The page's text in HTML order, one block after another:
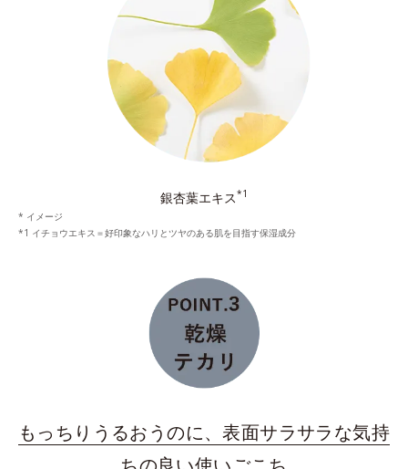
銀杏葉エキス*1
* イメージ
*1 イチョウエキス＝好印象なハリとツヤのある肌を目指す保湿成分
もっちりうるおうのに、表面サラサラな気持